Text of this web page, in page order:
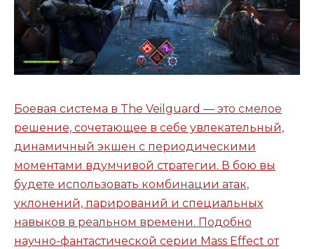
Боевая система в The Veilguard — это смелое
решение, сочетающее в себе увлекательный,
динамичный экшен с периодическими
моментами вдумчивой стратегии. В бою вы
будете использовать комбинации атак,
уклонений, парирований и специальных
навыков в реальном времени. Подобно
научно-фантастической серии Mass Effect от